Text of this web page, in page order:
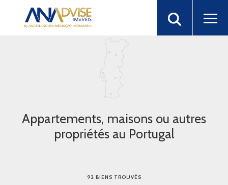
Appartements, maisons ou autres
propriétés au Portugal
92 BIENS TROUVÉS